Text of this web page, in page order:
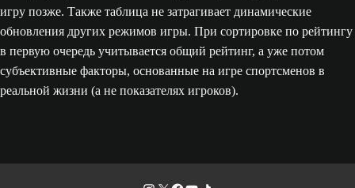
игру позже. Также таблица не затрагивает динамические
обновления других режимов игры. При сортировке по рейтингу
в первую очередь учитывается общий рейтинг, а уже потом
субъективные факторы, основанные на игре спортсменов в
реальной жизни (а не показателях игроков).